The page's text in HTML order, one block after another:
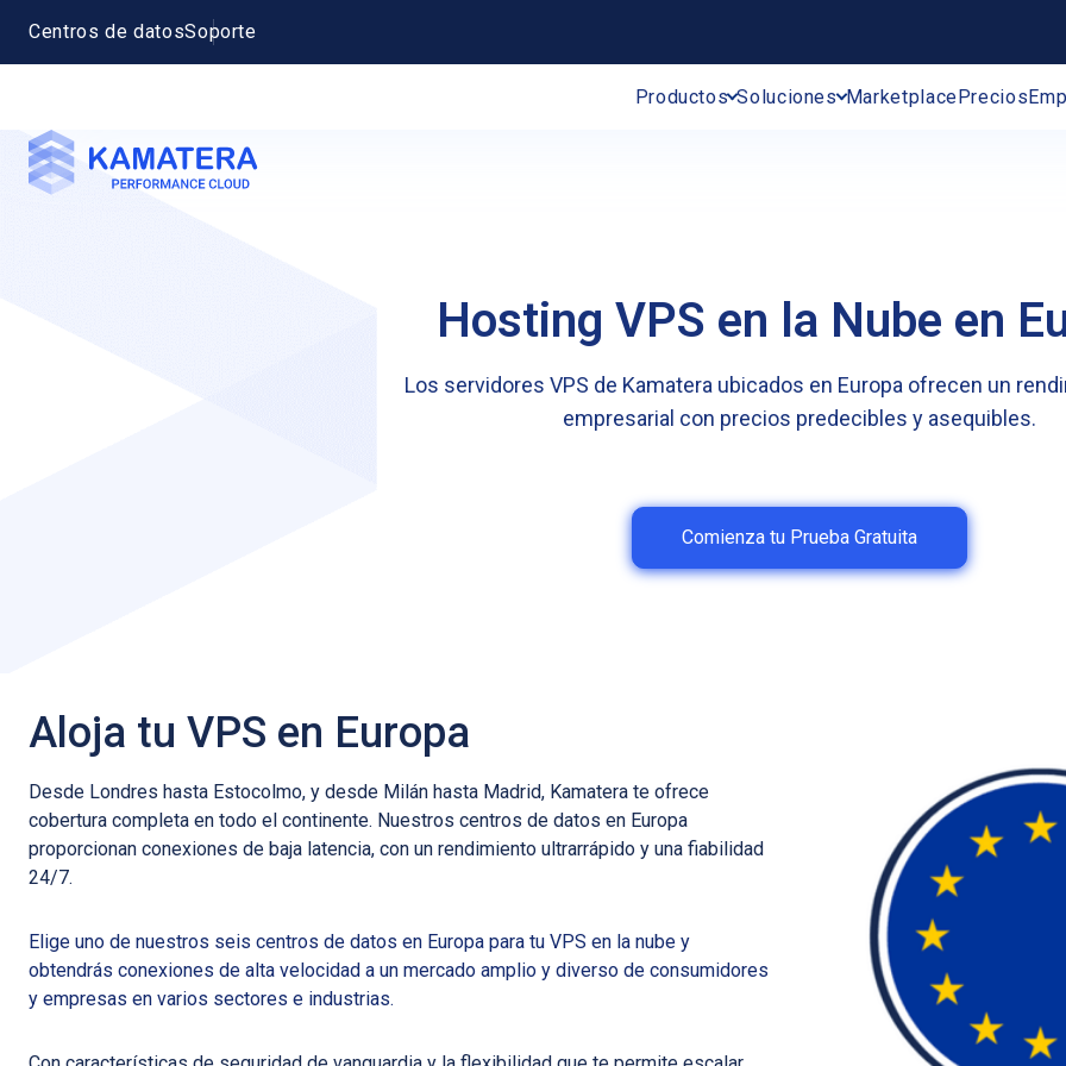
Centros de datosSoporte
Productos Soluciones MarketplacePrecios
Hosting VPS en la Nube en
Los servidores VPS de Kamatera ubicados en Europa ofrecen un
empresarial con precios predecibles y asequibles.
Comienza tu Prueba Gratuita
Aloja tu VPS en Europa
Desde Londres hasta Estocolmo, y desde Milán hasta Madrid, Kamatera te ofrece
cobertura completa en todo el continente. Nuestros centros de datos en Europa
proporcionan conexiones de baja latencia, con un rendimiento ultrarrápido y una fiabilidad
24/7.
Elige uno de nuestros seis centros de datos en Europa para tu VPS en la nube y
obtendrás conexiones de alta velocidad a un mercado amplio y diverso de consumidores
y empresas en varios sectores e industrias.